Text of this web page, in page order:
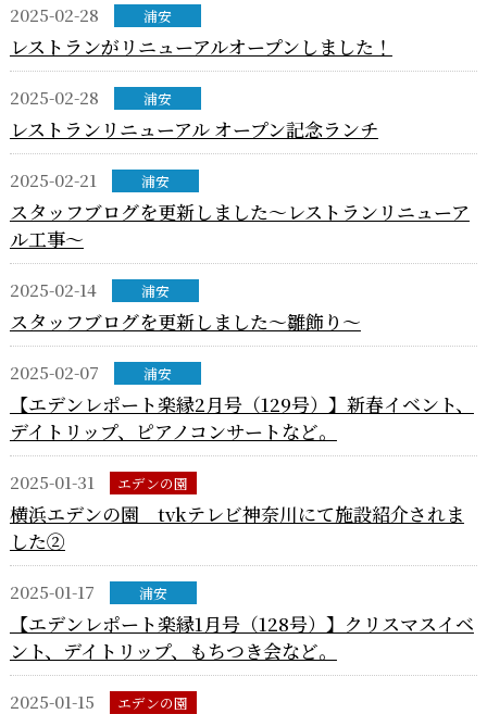
2025-02-28 浦安
レストランがリニューアルオープンしました！
2025-02-28 浦安
レストランリニューアル オープン記念ランチ
2025-02-21 浦安
スタッフブログを更新しました～レストランリニューア
ル工事～
2025-02-14 浦安
スタッフブログを更新しました～雛飾り～
2025-02-07 浦安
【エデンレポート楽縁2月号（129号）】新春イベント、
デイトリップ、ピアノコンサートなど。
2025-01-31 エデンの園
横浜エデンの園 tvkテレビ神奈川にて施設紹介されま
した②
2025-01-17 浦安
【エデンレポート楽縁1月号（128号）】クリスマスイベ
ント、デイトリップ、もちつき会など。
2025-01-15 エデンの園